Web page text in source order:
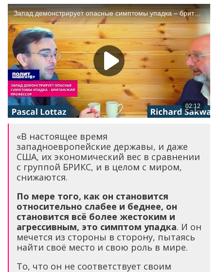
«В настоящее время
западноевропейские державы, и даже
США, их экономический вес в сравнении
с группой БРИКС, и в целом с миром,
снижаются.
По мере того, как он становится
относительно слабее и беднее, он
становится всё более жестоким и
агрессивным, это симптом упадка. И он
мечется из стороны в сторону, пытаясь
найти своё место и свою роль в мире.
То, что он не соответствует своим